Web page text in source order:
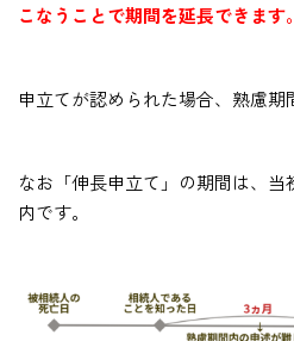
こなうことで期間を延長できます。
申立てが認められた場合、熟慮期
なお「伸長申立て」の期間は、
内です。